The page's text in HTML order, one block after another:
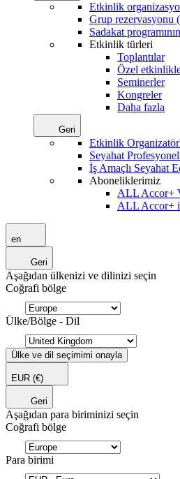
Etkinlik
Grup rezervasyonu
Sadakat
Etkinlik türleri
Toplantılar
Özel
Seminerler
Kongreler
Daha fazla
Geri
Etkinlik
Seyahat
İş Amaçlı Seyahat
Aboneliklerimiz
ALL Accor+
ALL Accor+
en
Geri
Aşağıdan ülkenizi ve dilinizi seçin
Coğrafi bölge
Ülke/Bölge - Dil
Ülke ve dil seçimimi onayla
EUR (€)
Geri
Aşağıdan para biriminizi seçin
Coğrafi bölge
Para birimi